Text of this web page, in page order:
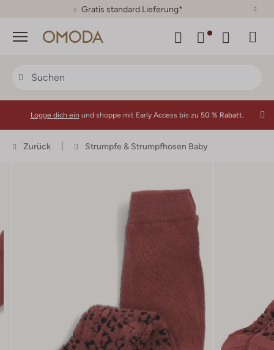
30 Tage Rückgaberecht
Menü
Logge dich ein und shoppe mit Early Access bis zu 50 % Rabatt.
Zurück Strumpfe & Strumpfhosen Baby